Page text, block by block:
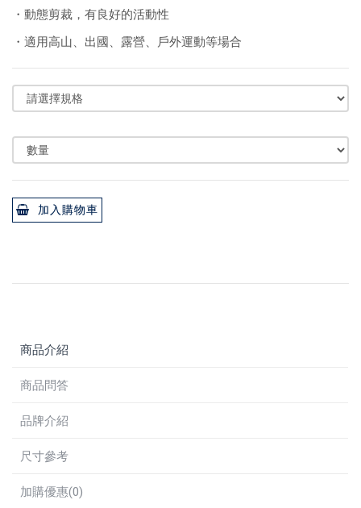
・動態剪裁，有良好的活動性
・適用高山、出國、露營、戶外運動等場合
加入購物車
商品介紹
商品問答
品牌介紹
尺寸參考
加購優惠(0)